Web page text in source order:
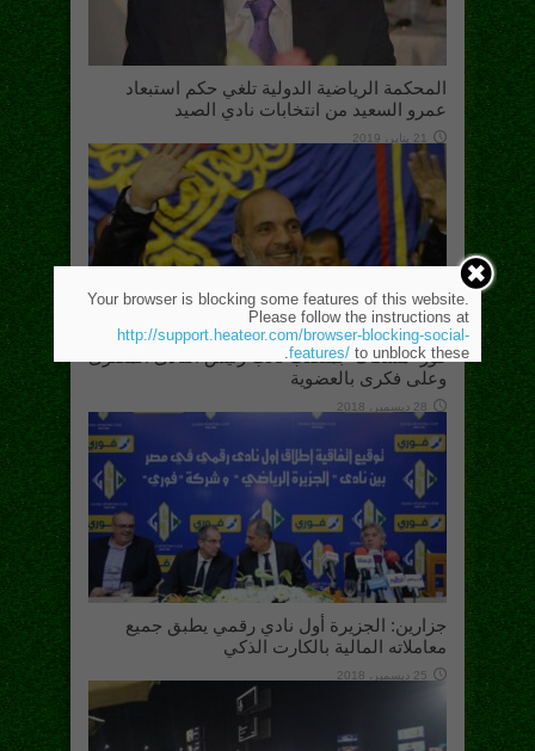
المحكمة الرياضية الدولية تلغي حكم استبعاد
عمرو السعيد من انتخابات نادي الصيد
21 يناير، 2019
فوز “مشكاك” بمنصب نائب رئيس النادى المصرى
وعلى فكرى بالعضوية
28 ديسمبر، 2018
جزارين: الجزيرة أول نادي رقمي يطبق جميع
معاملاته المالية بالكارت الذكي
25 ديسمبر، 2018
Your browser is blocking some features of this website.
Please follow the instructions at
http://support.heateor.com/browser-blocking-social-
features/ to unblock these.